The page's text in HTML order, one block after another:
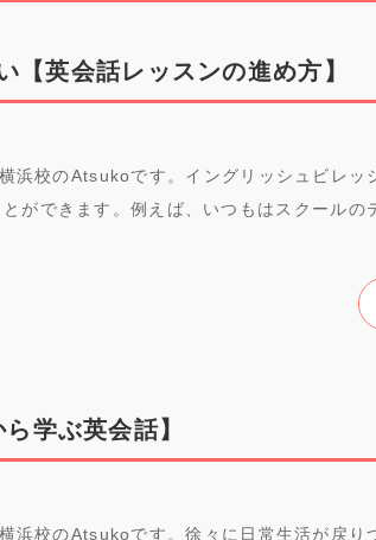
【英会話レッスンの進め方】
浜校のAtsukoです。イングリッシュビレッ
ができます。例えば、いつもはスクールの
学ぶ英会話】
浜校のAtsukoです。徐々に日常生活が戻り